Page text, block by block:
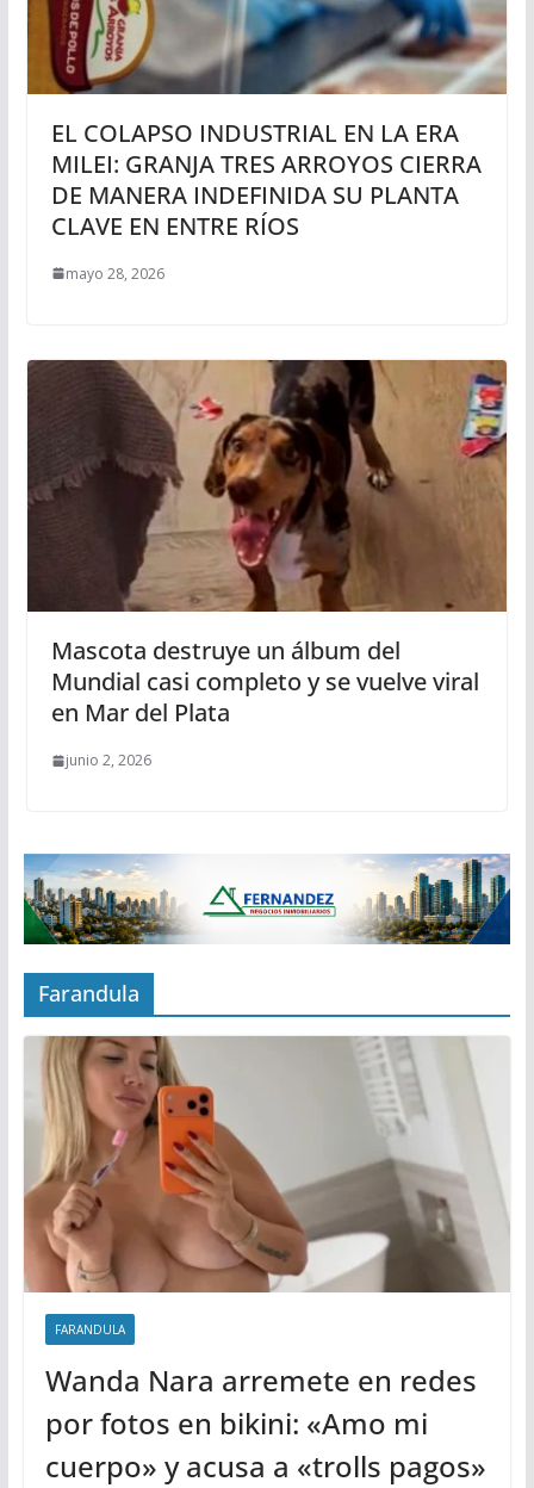
EL COLAPSO INDUSTRIAL EN LA ERA
MILEI: GRANJA TRES ARROYOS CIERRA
DE MANERA INDEFINIDA SU PLANTA
CLAVE EN ENTRE RÍOS
mayo 28, 2026
Mascota destruye un álbum del
Mundial casi completo y se vuelve viral
en Mar del Plata
junio 2, 2026
Farandula
FARANDULA
Wanda Nara arremete en redes
por fotos en bikini: «Amo mi
cuerpo» y acusa a «trolls pagos»